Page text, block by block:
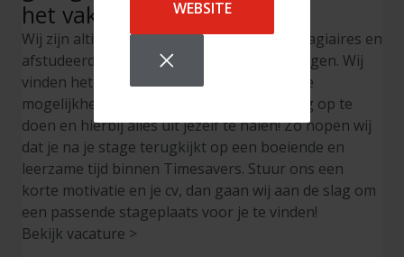
WEBSITE
het vak inhoudt?
Wij zijn altijd op zoek naar enthousiaste stagiaires en
afstudeerders binnen verschillende afdelingen. Wij
vinden het belangrijk om jou als student de
mogelijkheid te bieden om praktijkervaring op te
doen en hierbij alles uit jezelf te halen! Zo hopen wij
dat je na je stage terugkijkt op een boeiende en
leerzame tijd binnen Timesavers. Stuur ons een
korte motivatie en je cv, dan gaan wij aan de slag om
een passende stageplaats voor je te vinden!
Bekijk vacature >